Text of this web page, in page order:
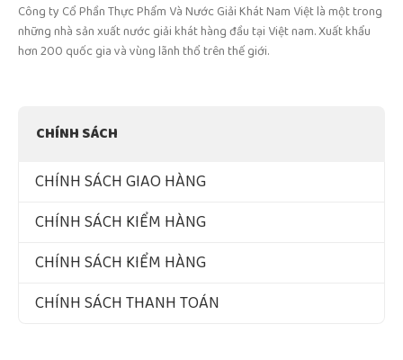
Công ty Cổ Phần Thực Phẩm Và Nước Giải Khát Nam Việt là một trong
những nhà sản xuất nước giải khát hàng đầu tại Việt nam. Xuất khẩu
hơn 200 quốc gia và vùng lãnh thổ trên thế giới.
CHÍNH SÁCH
CHÍNH SÁCH GIAO HÀNG
CHÍNH SÁCH KIỂM HÀNG
CHÍNH SÁCH KIỂM HÀNG
CHÍNH SÁCH THANH TOÁN